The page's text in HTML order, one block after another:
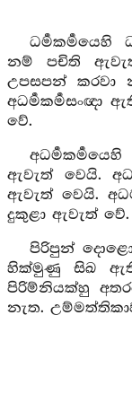
ධර්‍මකර්‍මයෙහි
නම් පචිති
උපසපන් කරවා
අධර්‍මකර්‍මසංඥා
වේ.
ඇවැත් වෙයි.
ඇවැත් වෙයි.
දුකුළා ඇවැත් වේ.
පිරිපුන්
හික්මුණු සිඛ
පිරිම්නියක්හු
නැත.